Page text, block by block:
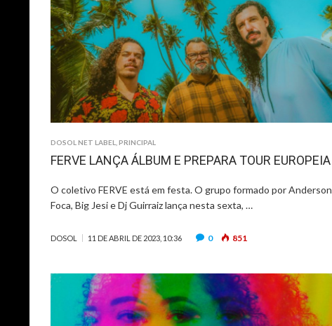
DOSOL NET LABEL PRINCIPAL
FERVE LANÇA ÁLBUM E PREPARA TOUR EUROPEIA
O coletivo FERVE está em festa. O grupo formado por Anderson
Foca, Big Jesi e Dj Guirraiz lança nesta sexta, …
DOSOL 11 DE ABRIL DE 2023, 10:36 0 851